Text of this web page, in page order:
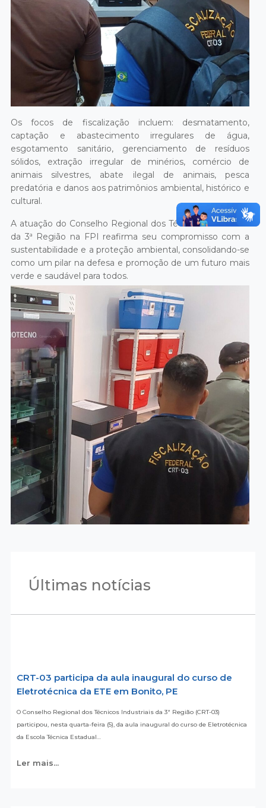
Os focos de fiscalização incluem: desmatamento,
captação e abastecimento irregulares de água,
esgotamento sanitário, gerenciamento de resíduos
sólidos, extração irregular de minérios, comércio de
animais silvestres, abate ilegal de animais, pesca
predatória e danos aos patrimônios ambiental, histórico e
cultural.
A atuação do Conselho Regional dos Técnicos Industriais
da 3ª Região na FPI reafirma seu compromisso com a
sustentabilidade e a proteção ambiental, consolidando-se
como um pilar na defesa e promoção de um futuro mais
verde e saudável para todos.
Últimas notícias
CRT-03 participa da aula inaugural do curso de
Eletrotécnica da ETE em Bonito, PE
O Conselho Regional dos Técnicos Industriais da 3ª Região (CRT-03)
participou, nesta quarta-feira (5), da aula inaugural do curso de Eletrotécnica
da Escola Técnica Estadual…
Ler mais...